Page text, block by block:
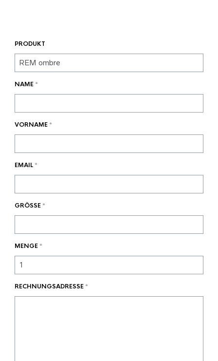
PRODUKT
NAME*
VORNAME*
EMAIL*
GRÖSSE*
MENGE*
RECHNUNGSADRESSE*